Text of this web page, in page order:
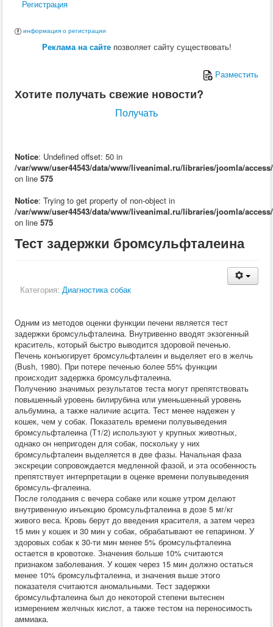
Поведение
Кошки
Ветеринария
Хирургия
Инфекционные заболевания
Инвазионные заболевания
Ветеринария
Анатомия и физиология
Разведение
Рыбы
Ветеринария
Выращивание
Прочие
Пушные звери
Ветеринария
Ветеринария
По животным
Крс
Мрс
Лошадей
Свиньи
Собаки
Кошки
Птицы
Рыбы
Кролики
Пушные
Пчелы
Экзотические животные
Заразные заболевания
Инвазионные болезни
Инфекционные заболевания
Терапия
Гинекология
Диагностика
Хирургия
ВСЭ
Лекарственные препараты
Токсикология
Зоогигиена
Патанатомия
Интересное
Регистрация
информация о регистрации
Реклама на сайтепозволяет сайту существовать!
Разместить
Хотите получать свежие новости?
Получать
Notice: Undefined offset: 50 in
/var/www/user44543/data/www/liveanimal.ru/libraries/joomla/
on line 575
Notice: Trying to get property of non-object in
/var/www/user44543/data/www/liveanimal.ru/libraries/joomla/
on line 575
Тест задержки бромсульфталеина
Категория: Диагностика собак
Одним из методов оценки функции печени является тест
задержки бромсульфталеина. Внутривенно вводят экзогенный
краситель, который быстро выводится здоровой печенью.
Печень конъюгирует бромсульфталеин и выделяет его в желчь
(Bush, 1980). При потере печенью более 55% функции
происходит задержка бромсульфталеина.
Получению значимых результатов теста могут препятствовать
повышенный уровень билирубина или уменьшенный уровень
альбумина, а также наличие асцита. Тест менее надежен у
кошек, чем у собак. Показатель времени полувыведения
бромсульфталеина (Т1/2) используют у крупных животных,
однако он непригоден для собак, поскольку у них
бромсульфталеин выделяется в две фазы. Начальная фаза
экскреции сопровождается медленной фазой, и эта особенность
препятствует интерпретации в оценке времени полувыведения
бромсуль-фгалеина.
После голодания с вечера собаке или кошке утром делают
внутривенную инъекцию бромсульфталеина в дозе 5 мг/кг
живого веса. Кровь берут до введения красителя, а затем через
15 мин у кошек и 30 мин у собак, обрабатывают ее гепарином. У
здоровых собак к 30-ти мин менее 5% бромсульфталеина
остается в кровотоке. Значения больше 10% считаются
признаком заболевания. У кошек через 15 мин должно остаться
менее 10% бромсульфталеина, и значения выше этого
показателя считаются аномальными. Тест задержки
бромсульфталеина был до некоторой степени вытеснен
измерением желчных кислот, а также тестом на переносимость
аммиака.